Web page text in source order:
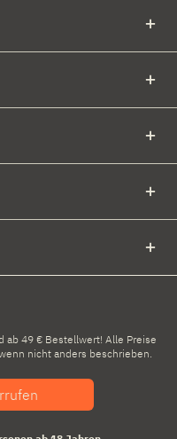
ab 49 € Bestellwert! Alle Preise
wenn nicht anders beschrieben.